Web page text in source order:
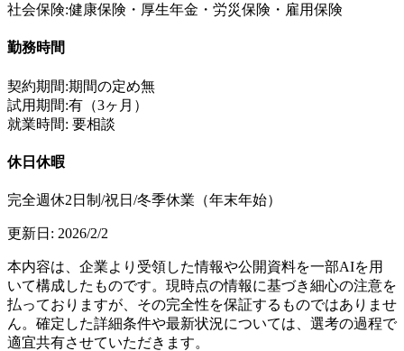
社会保険:健康保険・厚⽣年金・労災保険・雇用保険
勤務時間
契約期間:期間の定め無
試⽤期間:有（3ヶ月）
就業時間: 要相談
休日休暇
完全週休2日制/祝日/冬季休業（年末年始）
更新日: 2026/2/2
本内容は、企業より受領した情報や公開資料を一部AIを用
いて構成したものです。現時点の情報に基づき細心の注意を
払っておりますが、その完全性を保証するものではありませ
ん。確定した詳細条件や最新状況については、選考の過程で
適宜共有させていただきます。